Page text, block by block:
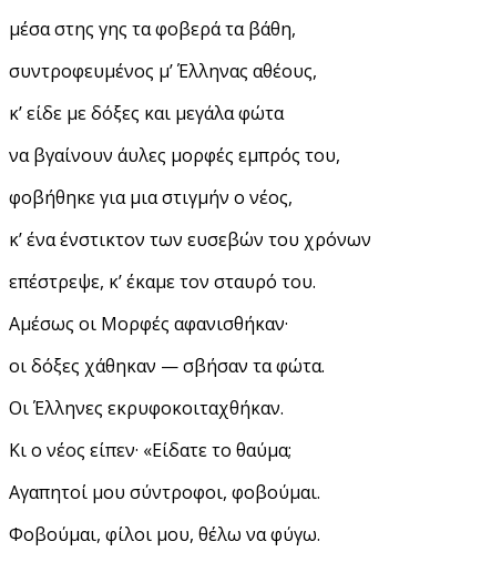
μέσα στης γης τα φοβερά τα βάθη,
συντροφευμένος μ’ Έλληνας αθέους,
κ’ είδε με δόξες και μεγάλα φώτα
να βγαίνουν άυλες μορφές εμπρός του,
φοβήθηκε για μια στιγμήν ο νέος,
κ’ ένα ένστικτον των ευσεβών του χρόνων
επέστρεψε, κ’ έκαμε τον σταυρό του.
Αμέσως οι Μορφές αφανισθήκαν·
οι δόξες χάθηκαν — σβήσαν τα φώτα.
Οι Έλληνες εκρυφοκοιταχθήκαν.
Κι ο νέος είπεν· «Είδατε το θαύμα;
Αγαπητοί μου σύντροφοι, φοβούμαι.
Φοβούμαι, φίλοι μου, θέλω να φύγω.